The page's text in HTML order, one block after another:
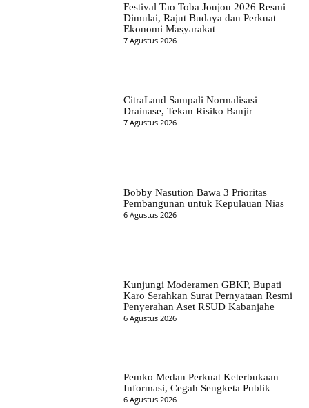
Festival Tao Toba Joujou 2026 Resmi
Dimulai, Rajut Budaya dan Perkuat
Ekonomi Masyarakat
7 Agustus 2026
CitraLand Sampali Normalisasi
Drainase, Tekan Risiko Banjir
7 Agustus 2026
Bobby Nasution Bawa 3 Prioritas
Pembangunan untuk Kepulauan Nias
6 Agustus 2026
Kunjungi Moderamen GBKP, Bupati
Karo Serahkan Surat Pernyataan Resmi
Penyerahan Aset RSUD Kabanjahe
6 Agustus 2026
Pemko Medan Perkuat Keterbukaan
Informasi, Cegah Sengketa Publik
6 Agustus 2026